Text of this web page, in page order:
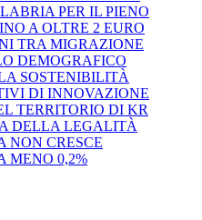
PER IL PIENO
A OLTRE 2 EURO
TRA MIGRAZIONE
DEMOGRAFICO
SOSTENIBILITÀ
DI INNOVAZIONE
TERRITORIO DI KR
DELLA LEGALITÀ
NON CRESCE
MENO 0,2%